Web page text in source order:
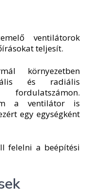
ventilátorok
teljesít.
környezetben
és radiális
fordulatszámon.
a ventilátor is
egy egységként
felelni a beépítési